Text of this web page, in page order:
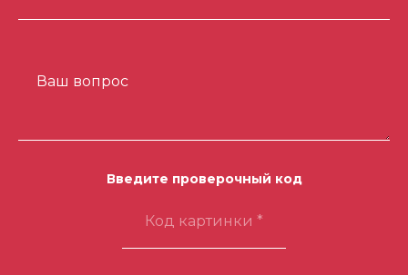
Ваш вопрос
Введите проверочный код